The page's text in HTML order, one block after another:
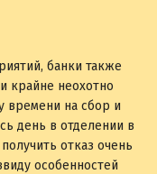
банки также
крайне неохотно
времени на сбор и
день в отделении в
отказ очень
особенностей